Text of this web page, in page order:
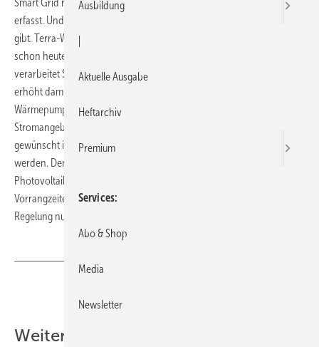
Smart Grid ready hat als Schlagwort die Wärmepumpenbranche
erfasst. Und das bevor es echte Smart Grids, intelligente Stromnetze,
gibt. Terra-Wärmepumpen von IDM Energiesysteme nutzen Strom
schon heute intelligent: Der Navigator-Wärmepumpenregler
verarbeitet Signale aus dem Wechselrichter einer PV-Anlage und
erhöht damit den Anteil der Eigennutzung. Zuerst lädt die
Wärmepumpe den Pufferspeicher mit Wärme und überhöht – je nach
Stromangebot – die Temperatur im Speicher bis zu 5K. Wenn es
gewünscht ist, kann auch die Vorlauftemperatur geringfügig erhöht
werden. Der IDM-Navigator lernt auch, wann kostenloser
Photovoltaik-Strom zur Verfügung steht, und legt die Warmwasser-
Vorrangzeiten dorthin. IDM-Terra-Wärmepumpen mit Navigator-
Regelung nutzen schon heute den Strom intelligent.
Weitere Inhalte
Ausbildung
Aktuelle Ausgabe
Heftarchiv
Premium
Services
Abo & Shop
Media
Newsletter